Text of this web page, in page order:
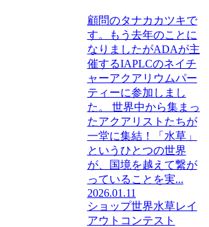
顧問のタナカカツキで
す。もう去年のことに
なりましたがADAが主
催するIAPLCのネイチ
ャーアクアリウムパー
ティーに参加しまし
た。 世界中から集まっ
たアクアリストたちが
一堂に集結！「水草」
というひとつの世界
が、国境を越えて繋が
っていることを実...
2026.01.11
ショップ世界水草レイ
アウトコンテスト